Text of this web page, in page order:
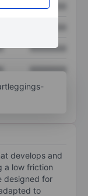
XXXXXXX
XXXXXXX
XXXXXXX
develops and
a low friction
designed for
to